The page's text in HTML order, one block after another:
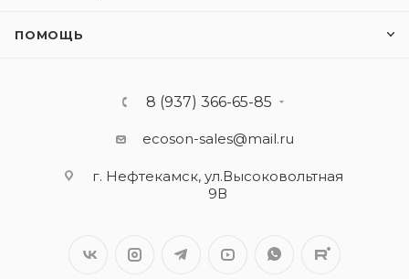
ПОМОЩЬ
8 (937) 366-65-85
ecoson-sales@mail.ru
г. Нефтекамск, ул.Высоковольтная
9В